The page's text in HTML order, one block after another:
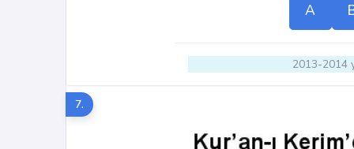
A
2013-2014
7.